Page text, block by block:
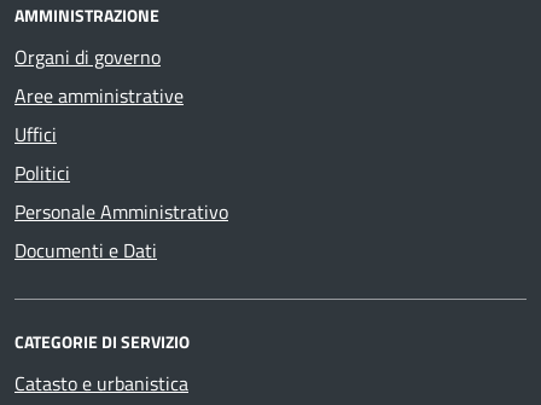
AMMINISTRAZIONE
Organi di governo
Aree amministrative
Uffici
Politici
Personale Amministrativo
Documenti e Dati
CATEGORIE DI SERVIZIO
Catasto e urbanistica